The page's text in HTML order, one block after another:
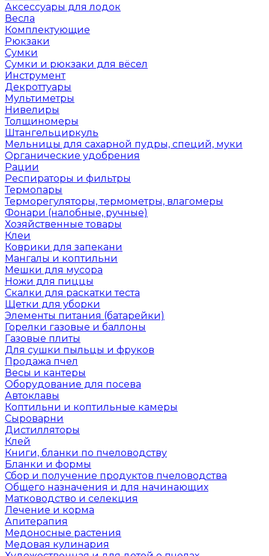
Аксессуары для лодок
Весла
Комплектующие
Рюкзаки
Сумки
Сумки и рюкзаки для вёсел
Инструмент
Декроттуары
Мультиметры
Нивелиры
Толщиномеры
Штангельциркуль
Мельницы для сахарной пудры, специй, муки
Органические удобрения
Рации
Респираторы и фильтры
Термопары
Терморегуляторы, термометры, влагомеры
Фонари (налобные, ручные)
Хозяйственные товары
Клеи
Коврики для запекани
Мангалы и коптильни
Мешки для мусора
Ножи для пиццы
Скалки для раскатки теста
Щетки для уборки
Элементы питания (батарейки)
Горелки газовые и баллоны
Газовые плиты
Для сушки пыльцы и фруков
Продажа пчел
Весы и кантеры
Оборудование для посева
Автоклавы
Коптильни и коптильные камеры
Сыроварни
Дистилляторы
Клей
Книги, бланки по пчеловодству
Бланки и формы
Сбор и получение продуктов пчеловодства
Общего назначения и для начинающих
Матководство и селекция
Лечение и корма
Апитерапия
Медоносные растения
Медовая кулинария